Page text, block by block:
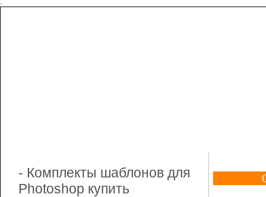
-
- Комплекты шаблонов для
Photoshop купить